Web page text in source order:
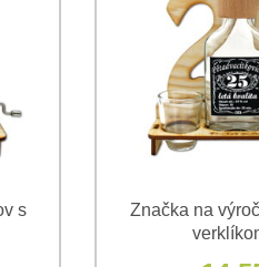
s
Značka na